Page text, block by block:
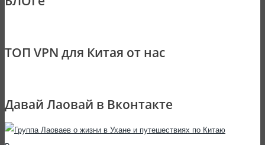
ТОП VPN для Китая от нас
Давай Лаовай в Вконтакте